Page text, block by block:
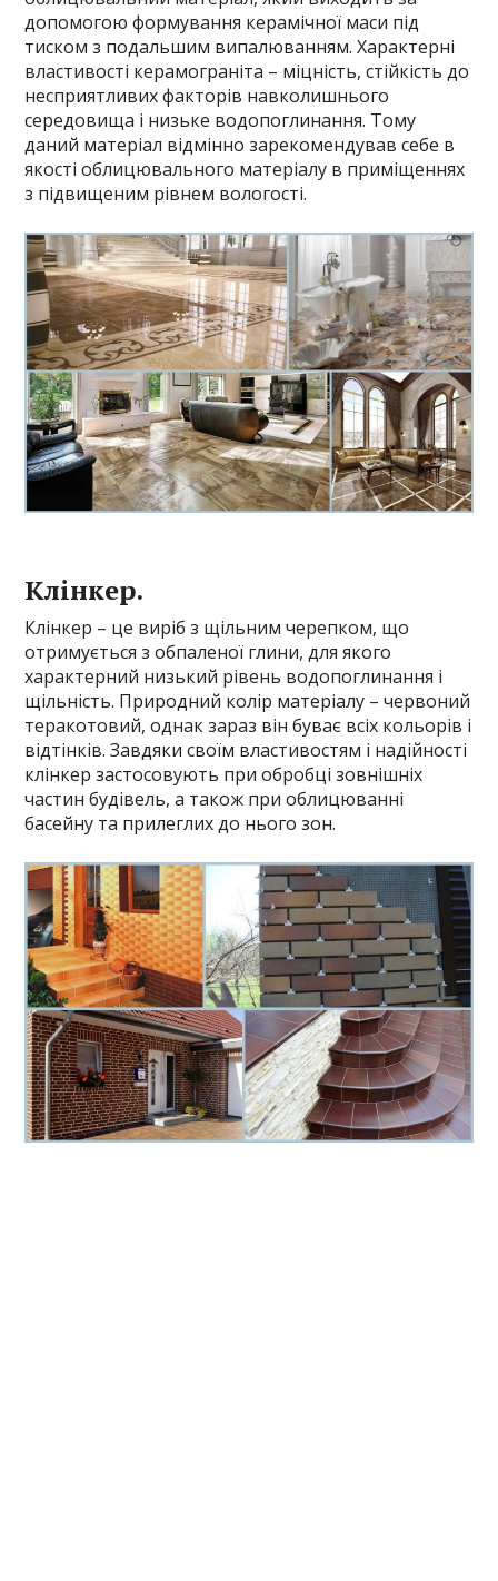
допомогою формування керамічної маси під
тиском з подальшим випалюванням. Характерні
властивості керамограніта – міцність, стійкість до
несприятливих факторів навколишнього
середовища і низьке водопоглинання. Тому
даний матеріал відмінно зарекомендував себе в
якості облицювального матеріалу в приміщеннях
з підвищеним рівнем вологості.
Клінкер.
Клінкер – це виріб з щільним черепком, що
отримується з обпаленої глини, для якого
характерний низький рівень водопоглинання і
щільність. Природний колір матеріалу – червоний
теракотовий, однак зараз він буває всіх кольорів і
відтінків. Завдяки своїм властивостям і надійності
клінкер застосовують при обробці зовнішніх
частин будівель, а також при облицюванні
басейну та прилеглих до нього зон.